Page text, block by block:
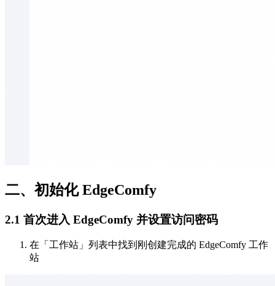
二、初始化 EdgeComfy
2.1 首次进入 EdgeComfy 并设置访问密码
在「工作站」列表中找到刚创建完成的 EdgeComfy 工作
站